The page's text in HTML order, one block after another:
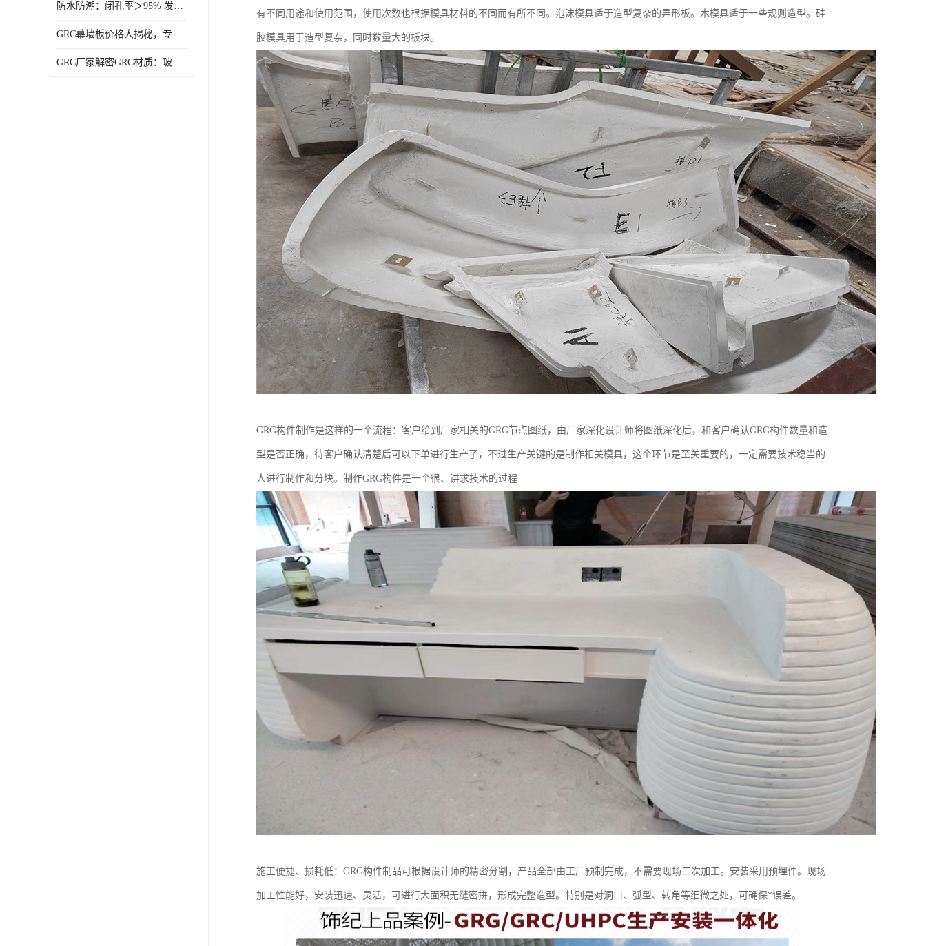
防水防潮：闭孔率＞95% 发泡陶瓷装饰构件 南阳发泡陶瓷厂家
GRC幕墙板价格大揭秘，专业厂家报价助您轻松掌控预算
GRC厂家解密GRC材质：玻璃纤维与水泥复合，创新建筑新选择
有不同用途和使用范围，使用次数也根据模具材料的不同而有所不同。泡沫模具适于造型复杂的异形板。木模具适于一些规则造型。硅
胶模具用于造型复杂，同时数量大的板块。
GRG构件制作是这样的一个流程：客户给到厂家相关的GRG节点图纸，由厂家深化设计师将图纸深化后，和客户确认GRG构件数量和造
型是否正确，待客户确认清楚后可以下单进行生产了，不过生产关键的是制作相关模具，这个环节是至关重要的，一定需要技术稳当的
人进行制作和分块。制作GRG构件是一个很、讲求技术的过程
施工便捷、损耗低：GRG构件制品可根据设计师的精密分割，产品全部由工厂预制完成，不需要现场二次加工。安装采用预埋件。现场
加工性能好，安装迅速、灵活，可进行大面积无缝密拼，形成完整造型。特别是对洞口、弧型、转角等细微之处，可确保*误差。